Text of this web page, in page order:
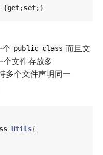
{get;set;}
个 public class 而且文
个文件存放多
多个文件声明同一
Utils{